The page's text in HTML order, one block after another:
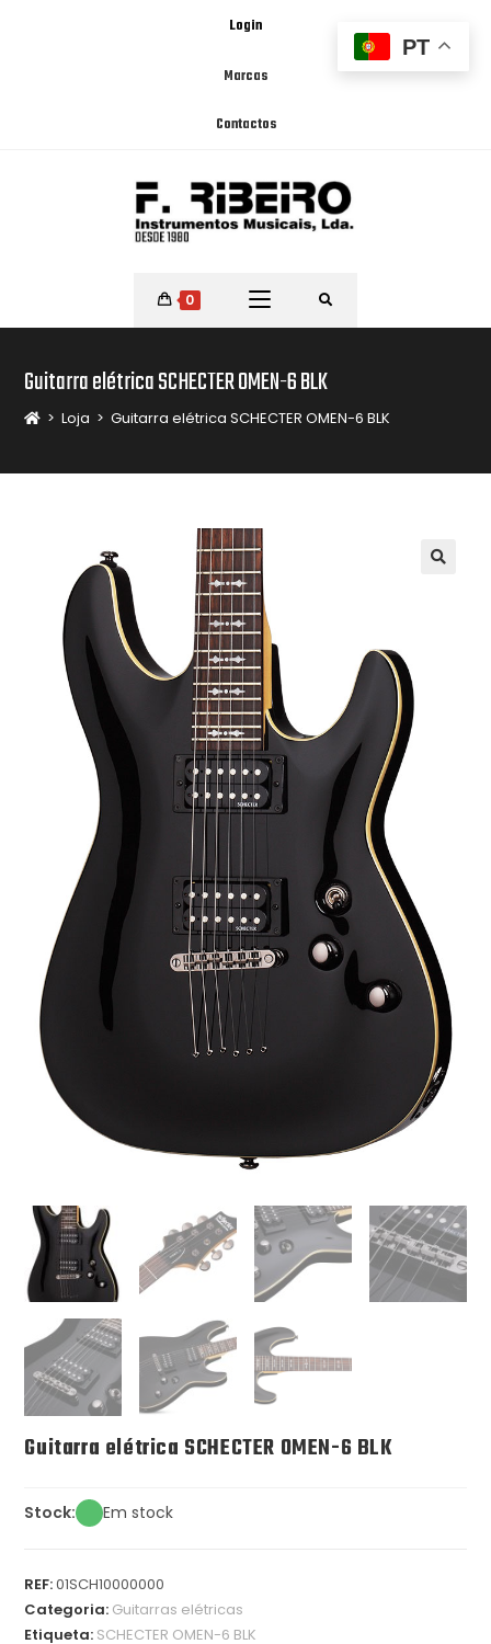
Login
Marcas
Contactos
0
Guitarra elétrica SCHECTER OMEN-6 BLK
> Loja > Guitarra elétrica SCHECTER OMEN-6 BLK
Guitarra elétrica SCHECTER OMEN-6 BLK
Stock: Em stock
REF:01SCH10000000
Categoria: Guitarras elétricas
Etiqueta: SCHECTER OMEN-6 BLK
PT